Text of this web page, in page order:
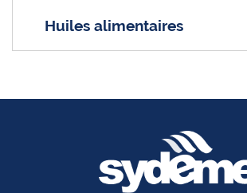
Huiles alimentaires